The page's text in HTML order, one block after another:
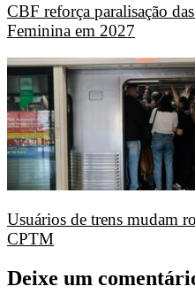
CBF reforça paralisação
Feminina em 2027
Usuários de trens mudam
CPTM
Deixe um